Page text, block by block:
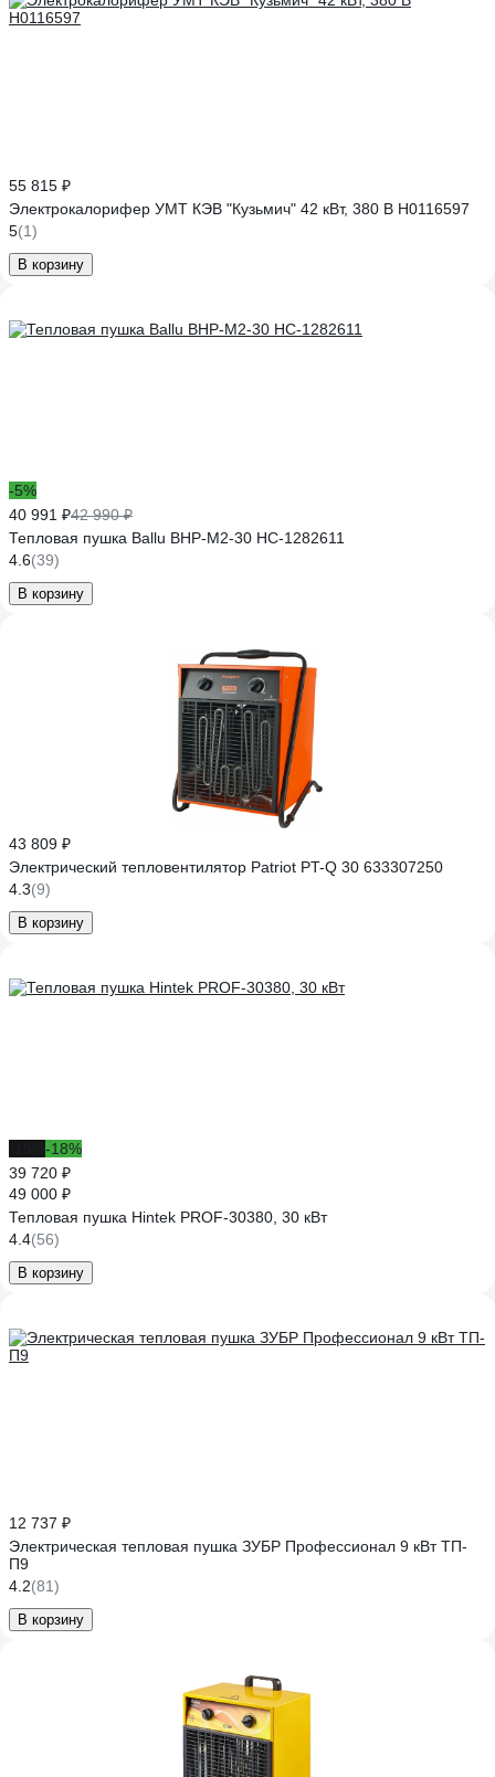
55 815 ₽
Электрокалорифер УМТ КЭВ "Кузьмич" 42 кВт, 380 В Н0116597
5(1)
В корзину
-5%
40 991 ₽42 990 ₽
Тепловая пушка Ballu BHP-M2-30 НС-1282611
4.6(39)
В корзину
43 809 ₽
Электрический тепловентилятор Patriot PT-Q 30 633307250
4.3(9)
В корзину
-18%
39 720 ₽
49 000 ₽
Тепловая пушка Hintek PROF-30380, 30 кВт
4.4(56)
В корзину
12 737 ₽
Электрическая тепловая пушка ЗУБР Профессионал 9 кВт ТП-
П9
4.2(81)
В корзину